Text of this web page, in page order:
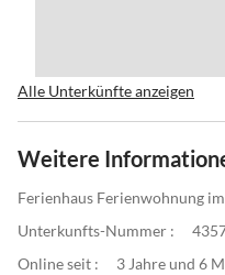
Alle Unterkünfte anzeigen
Weitere
Ferienhaus Ferienwohnung
Unterkunfts-Nummer :
Online seit :
3 Jahre und 6